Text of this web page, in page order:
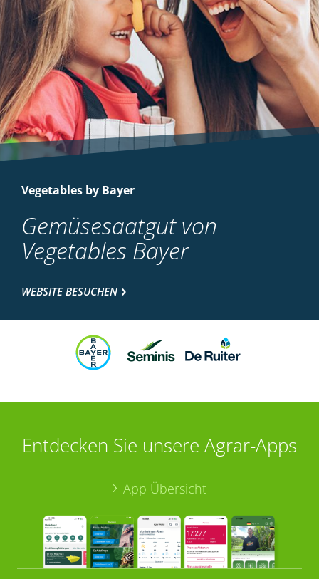
Vegetables by Bayer
Gemüsesaatgut von
Vegetables Bayer
WEBSITE BESUCHEN
Entdecken Sie unsere Agrar-Apps
App Übersicht